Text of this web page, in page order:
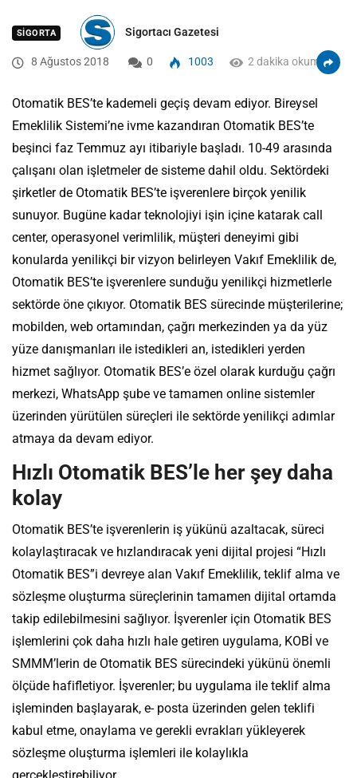
SIGORTA Sigortacı Gazetesi
8 Ağustos 2018 0 1003 2 dakika okuma
Otomatik BES’te kademeli geçiş devam ediyor. Bireysel
Emeklilik Sistemi’ne ivme kazandıran Otomatik BES’te
beşinci faz Temmuz ayı itibariyle başladı. 10-49 arasında
çalışanı olan işletmeler de sisteme dahil oldu. Sektördeki
şirketler de Otomatik BES’te işverenlere birçok yenilik
sunuyor. Bugüne kadar teknolojiyi işin içine katarak call
center, operasyonel verimlilik, müşteri deneyimi gibi
konularda yenilikçi bir vizyon belirleyen Vakıf Emeklilik de,
Otomatik BES’te işverenlere sunduğu yenilikçi hizmetlerle
sektörde öne çıkıyor. Otomatik BES sürecinde müşterilerine;
mobilden, web ortamından, çağrı merkezinden ya da yüz
yüze danışmanları ile istedikleri an, istedikleri yerden
hizmet sağlıyor. Otomatik BES’e özel olarak kurduğu çağrı
merkezi, WhatsApp şube ve tamamen online sistemler
üzerinden yürütülen süreçleri ile sektörde yenilikçi adımlar
atmaya da devam ediyor.
Hızlı Otomatik BES’le her şey daha
kolay
Otomatik BES’te işverenlerin iş yükünü azaltacak, süreci
kolaylaştıracak ve hızlandıracak yeni dijital projesi “Hızlı
Otomatik BES”i devreye alan Vakıf Emeklilik, teklif alma ve
sözleşme oluşturma süreçlerinin tamamen dijital ortamda
takip edilebilmesini sağlıyor. İşverenler için Otomatik BES
işlemlerini çok daha hızlı hale getiren uygulama, KOBİ ve
SMMM’lerin de Otomatik BES sürecindeki yükünü önemli
ölçüde hafifletiyor. İşverenler; bu uygulama ile teklif alma
işleminden başlayarak, e- posta üzerinden gelen teklifi
kabul etme, onaylama ve gerekli evrakları yükleyerek
sözleşme oluşturma işlemleri ile kolaylıkla